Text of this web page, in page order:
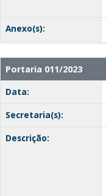
Anexo(s):
Portaria 011/2023
Data:
Secretaria(s):
Descrição: